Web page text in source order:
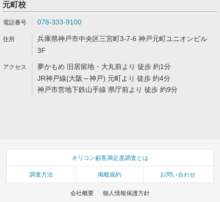
元町校
078-333-9100
兵庫県神戸市中央区三宮町3-7-6 神戸元町ユニオンビル
3F
夢かもめ 旧居留地・大丸前より 徒歩 約1分
JR神戸線(大阪～神戸) 元町より 徒歩 約4分
神戸市営地下鉄山手線 県庁前より 徒歩 約9分
オリコン顧客満足度調査とは
調査方法 掲載規約 お問い合わせ
会社概要 個人情報保護方針